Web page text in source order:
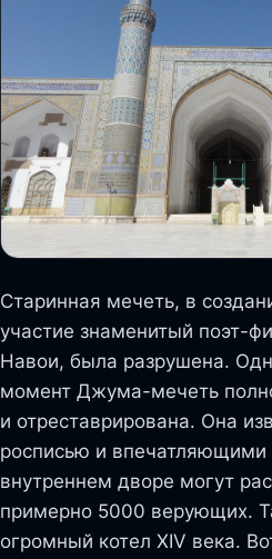
Старинная мечеть, в
участие знаменитый поэт-
Навои, была разрушена.
момент Джума-мечеть
и отреставрирована. Она
росписью и
внутреннем дворе могут
примерно 5000 верующих.
огромный котел XIV века.